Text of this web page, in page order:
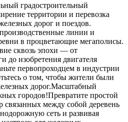
градостроительный
территории и перевозка
дорог и поездов.
линии и
в процветающие мегаполисы.
сквозь эпохи — от
до изобретения двигателя
первопроходцем в индустрии
о том, чтобы жители были
дорог.Масштабный
городов!Превратите простой
между собой деревень
сеть и развивая